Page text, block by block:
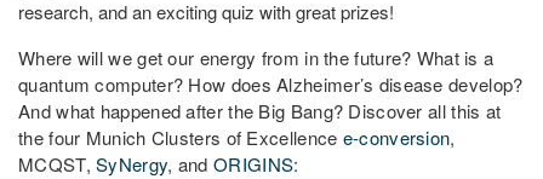
research, and an exciting quiz with great prizes!
Where will we get our energy from in the future? What is a
quantum computer? How does Alzheimer’s disease develop?
And what happened after the Big Bang? Discover all this at
the four Munich Clusters of Excellence e-conversion,
MCQST,SyNergy, andORIGINS: